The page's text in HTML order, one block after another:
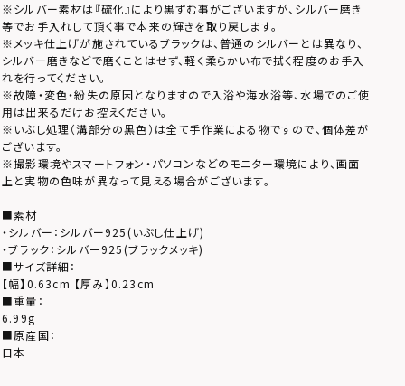
※シルバー素材は『硫化』により黒ずむ事がございますが、シルバー磨き
等でお手入れして頂く事で本来の輝きを取り戻します。
※メッキ仕上げが施されているブラックは、普通のシルバーとは異なり、
シルバー磨きなどで磨くことはせず、軽く柔らかい布で拭く程度のお手入
れを行ってください。
※故障・変色・紛失の原因となりますので入浴や海水浴等、水場でのご使
用は出来るだけお控えください。
※いぶし処理（溝部分の黒色）は全て手作業による物ですので、個体差が
ございます。
※撮影環境やスマートフォン・パソコンなどのモニター環境により、画面
上と実物の色味が異なって見える場合がございます。
■素材
・シルバー：シルバー925(いぶし仕上げ)
・ブラック：シルバー925(ブラックメッキ)
■サイズ詳細：
【幅】0.63cm 【厚み】0.23cm
■重量：
6.99g
■原産国：
日本